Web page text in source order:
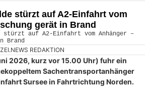
stürzt auf A2-Einfahrt vom
gerät in Brand
REDAKTION
2026, kurz vor 15.00 Uhr) fuhr ein
Sachentransportanhänger
Sursee in Fahrtrichtung Norden.